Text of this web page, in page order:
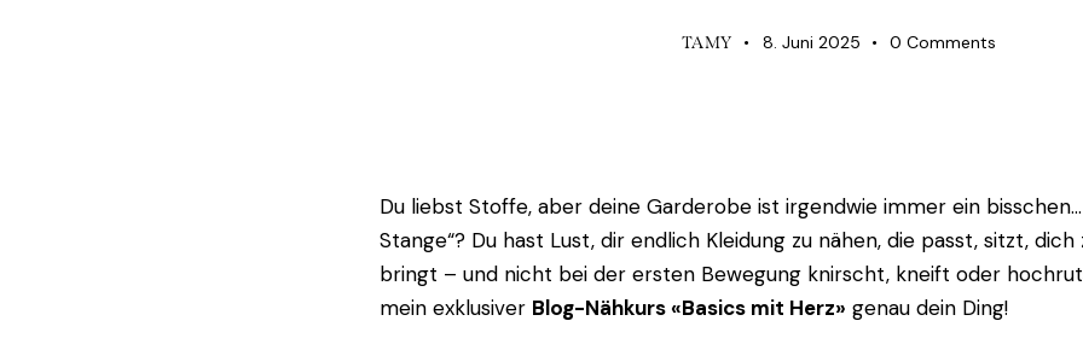
TAMY 8. Juni 2025 0 Comments
Du liebst Stoffe, aber deine Garderobe ist irgendwie immer ein
Stange“? Du hast Lust, dir endlich Kleidung zu nähen, die passt, sitzt,
bringt – und nicht bei der ersten Bewegung knirscht, kneift oder
mein exklusiver Blog-Nähkurs «Basics mit Herz» genau dein Ding!